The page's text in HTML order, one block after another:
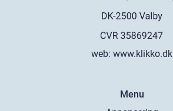
web: www.klikko.dk
Menu